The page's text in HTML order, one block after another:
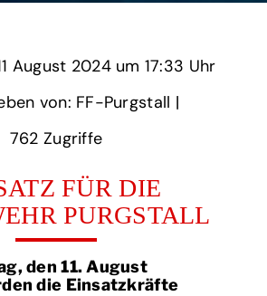
von: FF-Purgstall |
762‏‏‎ ‎Zugriffe
FÜR DIE
PURGSTALL
den 11. August
die Einsatzkräfte